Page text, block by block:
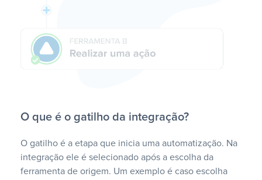
O que é o gatilho da integração?
O gatilho é a etapa que inicia uma automatização. Na
integração ele é selecionado após a escolha da
ferramenta de origem. Um exemplo é caso escolha